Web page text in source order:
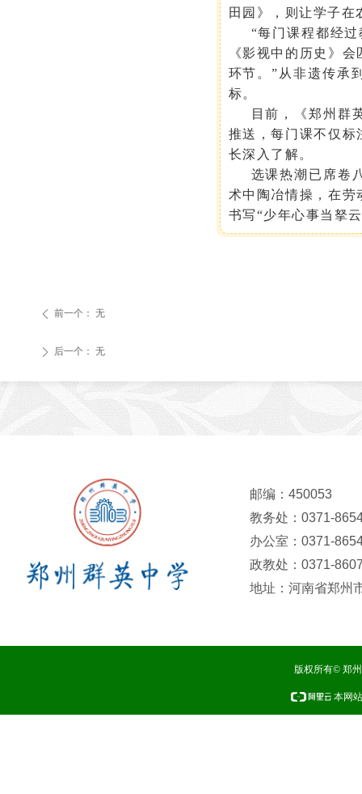
田园》，则让学子在
“每门课程都经
《影视中的历史》
环节。”从非遗传承
标。
目前，《郑州群
推送，每门课不仅标
长深入了解。
选课热潮已席卷
术中陶冶情操，在劳
书写“少年心事当拏
ꄴ 前一个： 无
ꄲ 后一个： 无
邮编：450053
教务处：0371-
办公室：0371-
政教处：0371-
地址：河南省郑州
版权所有© 郑
本网